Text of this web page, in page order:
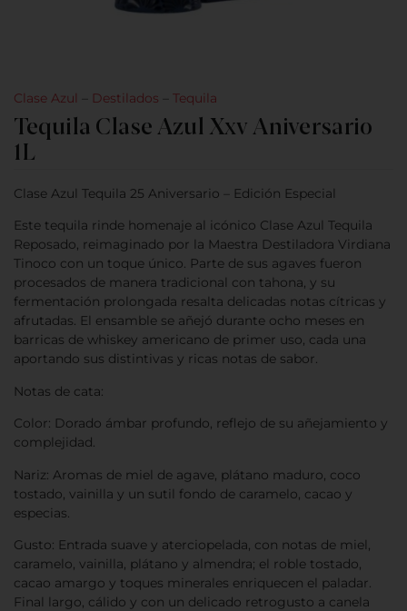
Clase Azul Destilados Tequila
Tequila Clase Azul Xxv Aniversario
1L
Clase Azul Tequila 25 Aniversario – Edición Especial
Este tequila rinde homenaje al icónico Clase Azul Tequila
Reposado, reimaginado por la Maestra Destiladora Virdiana
Tinoco con un toque único. Parte de sus agaves fueron
procesados de manera tradicional con tahona, y su
fermentación prolongada resalta delicadas notas cítricas y
afrutadas. El ensamble se añejó durante ocho meses en
barricas de whiskey americano de primer uso, cada una
aportando sus distintivas y ricas notas de sabor.
Notas de cata:
Color: Dorado ámbar profundo, reflejo de su añejamiento y
complejidad.
Nariz: Aromas de miel de agave, plátano maduro, coco
tostado, vainilla y un sutil fondo de caramelo, cacao y
especias.
Gusto: Entrada suave y aterciopelada, con notas de miel,
caramelo, vainilla, plátano y almendra; el roble tostado,
cacao amargo y toques minerales enriquecen el paladar.
Final largo, cálido y con un delicado retrogusto a canela